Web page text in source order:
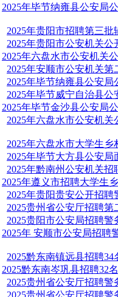
2025年毕节纳雍县公安局
2025年贵阳市招聘第三
2025年贵阳市公安机关
2025年六盘水市公安机关
2025年安顺市公安机关
2025年毕节纳雍县公安
2025年毕节威宁自治县
2025年毕节金沙县公安局
2025年六盘水市公安机
2025年六盘水市大学生
2025年毕节大方县公安
2025年黔南州公安机关
2025年遵义市招聘大学生
2025年贵阳贵安公开招
2025贵州省公安厅招聘
2025贵阳市公安局招聘
2025年 安顺市公安局招聘
2025黔东南镇远县招聘
2025黔东南岑巩县招聘32
2025贵州省公安厅招聘
2025贵州省公安厅招聘